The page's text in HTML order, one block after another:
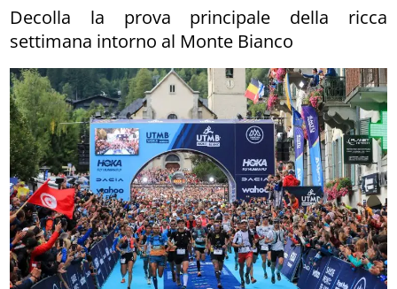
Decolla la prova principale della ricca
settimana intorno al Monte Bianco